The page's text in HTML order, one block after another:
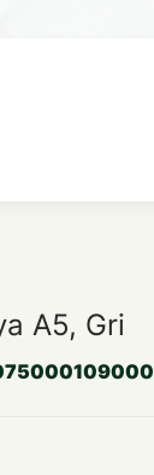
A5, Gri